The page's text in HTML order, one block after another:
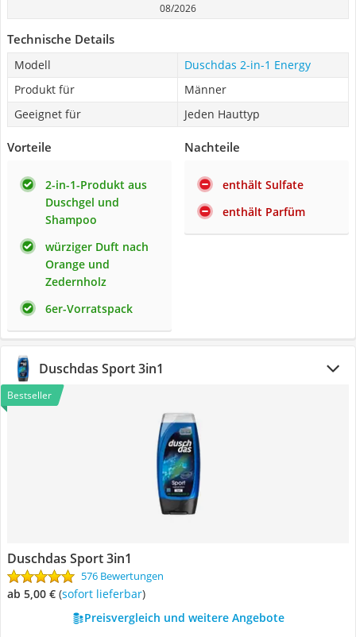
08/2026
Technische Details
Modell
Duschdas 2-in-1 Energy
Produkt für
Männer
Geeignet für
Jeden Hauttyp
Vorteile
2-in-1-Produkt aus
Duschgel und
Shampoo
würziger Duft nach
Orange und
Zedernholz
6er-Vorratspack
Nachteile
enthält Sulfate
enthält Parfüm
Duschdas Sport 3in1
Bestseller
Duschdas Sport 3in1
576 Bewertungen
ab 5,00 € ( Sofort lieferbar)
Preisvergleich und weitere Angebote